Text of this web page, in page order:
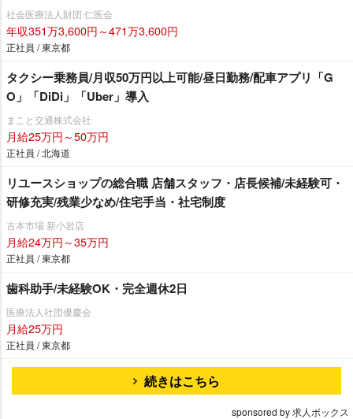
社会医療法人財団 仁医会
年収351万3,600円～471万3,600円
正社員 / 東京都
タクシー乗務員/月収50万円以上可能/昼日勤務/配車アプリ「G
O」「DiDi」「Uber」導入
まこと交通株式会社
月給25万円～50万円
正社員 / 北海道
リユースショップの総合職 店舗スタッフ・店長候補/未経験可・
研修充実/残業少なめ/住宅手当・社宅制度
古本市場 新小岩店
月給24万円～35万円
正社員 / 東京都
歯科助手/未経験OK・完全週休2日
医療法人社団優慶会
月給25万円
正社員 / 東京都
続きはこちら
sponsored by 求人ボックス